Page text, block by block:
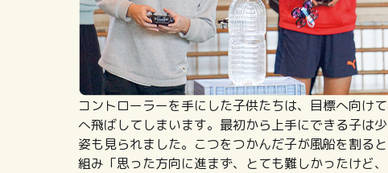
コントローラーを手にした子供たちは、目標へ向け
へ飛ばしてしまいます。最初から上手にできる子は
姿も見られました。こつをつかんだ子が風船を割る
組み「思った方向に進まず、とても難しかったけど